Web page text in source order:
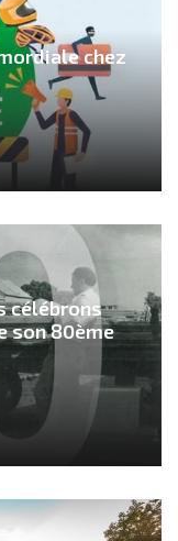
chez
célébrons
son 80ème